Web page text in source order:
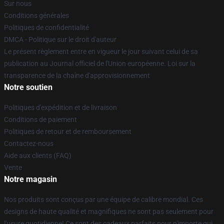
Sur nous
Conditions générales
Politiques de confidentialité
DMCA - Politique sur le droit d'auteur
Le présent règlement entre en vigueur le jour suivant celui de sa
publication au Journal officiel de l'Union européenne. Loi sur la
transparence de la chaîne d'approvisionnement
Notre soutien
Politiques d'expédition et de livraison
Conditions de paiement
Politiques de retour et de remboursement
Contactez-nous
Aide aux clients (FAQ)
Vente
Notre magasin
Nos produits sont conçus par une équipe de calibre mondial. Ces
designs de haute qualité et magnifiques ne sont pas seulement pour